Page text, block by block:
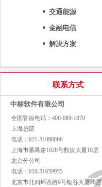
交通能源
金融电信
解决方案
联系方式
中标软件有限公司
全国客服电话：400-089-1870
上海总部
电话：021-51098866
上海市番禺路1028号数娱大厦10层
北京分公司
电话：010-51659955
北京市北四环西路9号银谷大厦20层